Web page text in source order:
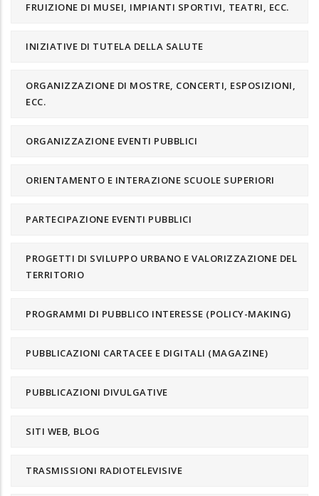
FRUIZIONE DI MUSEI, IMPIANTI SPORTIVI, TEATRI, ECC.
INIZIATIVE DI TUTELA DELLA SALUTE
ORGANIZZAZIONE DI MOSTRE, CONCERTI, ESPOSIZIONI,
ECC.
ORGANIZZAZIONE EVENTI PUBBLICI
ORIENTAMENTO E INTERAZIONE SCUOLE SUPERIORI
PARTECIPAZIONE EVENTI PUBBLICI
PROGETTI DI SVILUPPO URBANO E VALORIZZAZIONE DEL
TERRITORIO
PROGRAMMI DI PUBBLICO INTERESSE (POLICY-MAKING)
PUBBLICAZIONI CARTACEE E DIGITALI (MAGAZINE)
PUBBLICAZIONI DIVULGATIVE
SITI WEB, BLOG
TRASMISSIONI RADIOTELEVISIVE